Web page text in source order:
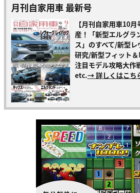
月刊自家用車 最新号
【月刊自家用車10
産！「新型エルグラ
ス」のすべて/新型
研究/新型フィット
注目モデル攻略大作
etc.→ 詳しくはこち